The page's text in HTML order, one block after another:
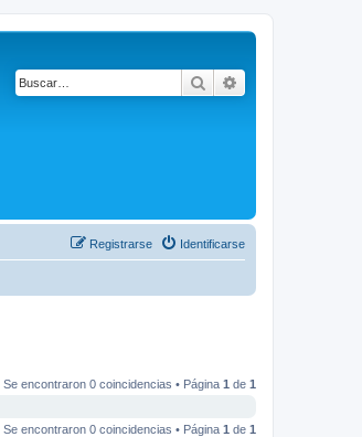
Buscar
Identificarse
Registrarse
Se encontraron 0 coincidencias • Página 1 de 1
Se encontraron 0 coincidencias • Página 1 de 1